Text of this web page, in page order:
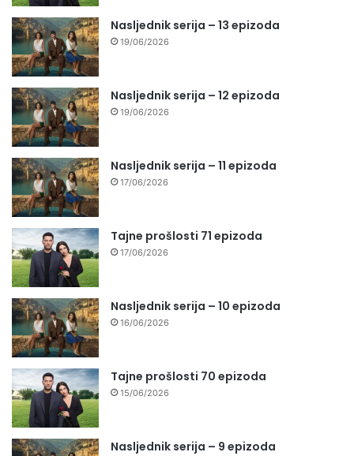
Nasljednik serija – 13 epizoda
19/06/2026
Nasljednik serija – 12 epizoda
19/06/2026
Nasljednik serija – 11 epizoda
17/06/2026
Tajne prošlosti 71 epizoda
17/06/2026
Nasljednik serija – 10 epizoda
16/06/2026
Tajne prošlosti 70 epizoda
15/06/2026
Nasljednik serija – 9 epizoda